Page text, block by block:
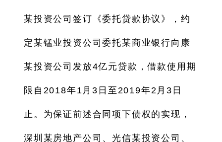
某投资公司签订《委托贷款协议》，约
定某锰业投资公司委托某商业银行向康
某投资公司发放4亿元贷款，借款使用期
限自2018年1月3日至2019年2月3日
止。为保证前述合同项下债权的实现，
深圳某房地产公司、光信某投资公司、